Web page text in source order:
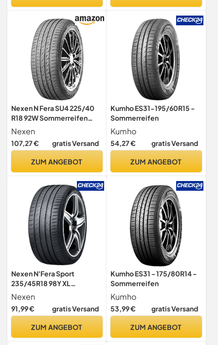
Nexen N Fera SU4 225/40
R18 92W Sommerreifen
GTAM T195154 ohne Felge
Nexen
107,27 € gratis Versand
ZUM ANGEBOT
Kumho ES31-195/60R15 -
Sommerreifen
Kumho
54,27 € gratis Versand
ZUM ANGEBOT
Nexen N'Fera Sport
235/45R18 98Y XL
Sommerreifen
Nexen
91,99 € gratis Versand
ZUM ANGEBOT
Kumho ES31 - 175/80R14 -
Sommerreifen
Kumho
53,99 € gratis Versand
ZUM ANGEBOT